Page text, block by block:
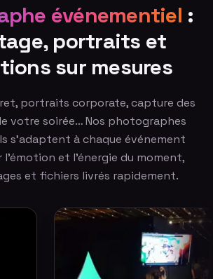
événementiel :
portraits et
sur mesures
portraits corporate, capture des
votre soirée… Nos photographes
s'adaptent à chaque événement
et l'énergie du moment,
et fichiers livrés rapidement.